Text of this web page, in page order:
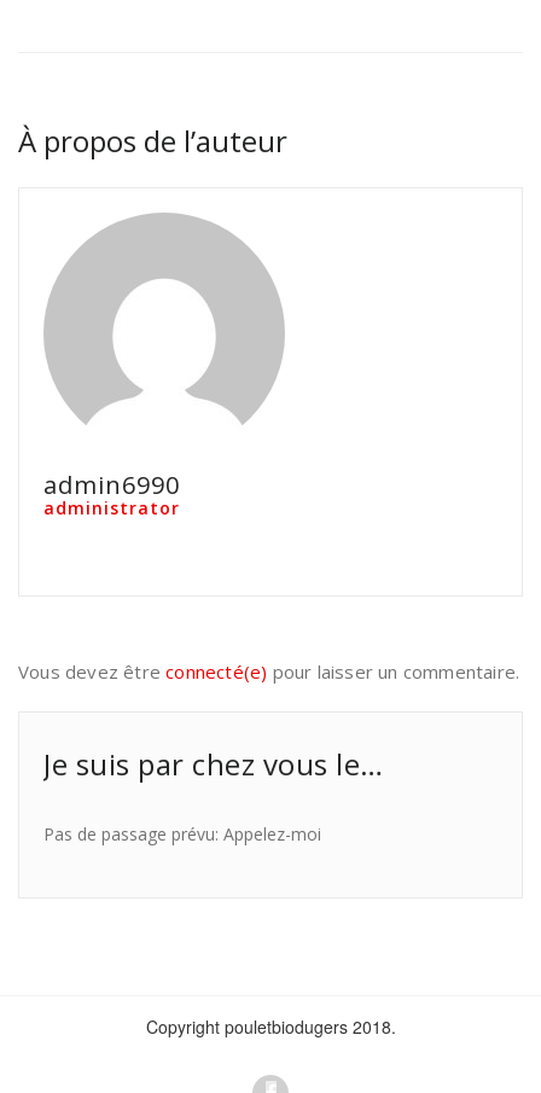
À propos de l’auteur
admin6990
administrator
Vous devez êtreconnecté(e) pour laisser un commentaire.
Je suis par chez vous le…
Pas de passage prévu: Appelez-moi
Copyright pouletbiodugers 2018.